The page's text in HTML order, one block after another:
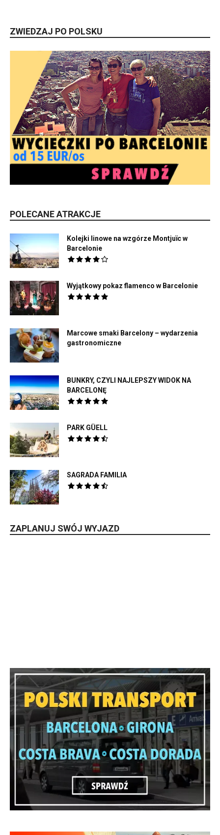
ZWIEDZAJ PO POLSKU
POLECANE ATRAKCJE
Kolejki linowe na wzgórze Montjuïc w
Barcelonie
Wyjątkowy pokaz flamenco w Barcelonie
Marcowe smaki Barcelony – wydarzenia
gastronomiczne
BUNKRY, CZYLI NAJLEPSZY WIDOK NA
BARCELONĘ
PARK GÜELL
SAGRADA FAMILIA
ZAPLANUJ SWÓJ WYJAZD